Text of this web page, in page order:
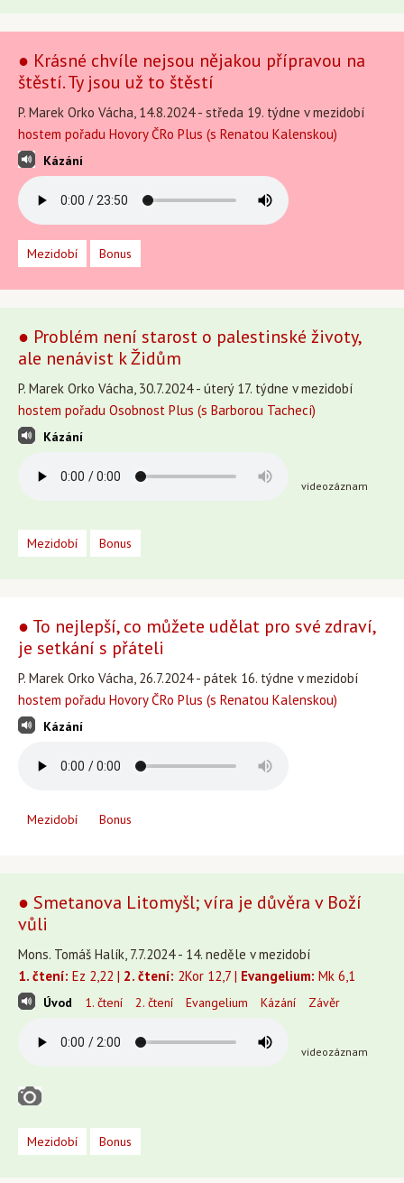
● Krásné chvíle nejsou nějakou přípravou na
štěstí. Ty jsou už to štěstí
P. Marek Orko Vácha, 14.8.2024 - středa 19. týdne v mezidobí
hostem pořadu Hovory ČRo Plus (s Renatou Kalenskou)
Kázání
Mezidobí Bonus
● Problém není starost o palestinské životy,
ale nenávist k Židům
P. Marek Orko Vácha, 30.7.2024 - úterý 17. týdne v mezidobí
hostem pořadu Osobnost Plus (s Barborou Tachecí)
Kázání
videozáznam
Mezidobí Bonus
● To nejlepší, co můžete udělat pro své zdraví,
je setkání s přáteli
P. Marek Orko Vácha, 26.7.2024 - pátek 16. týdne v mezidobí
hostem pořadu Hovory ČRo Plus (s Renatou Kalenskou)
Kázání
Mezidobí Bonus
● Smetanova Litomyšl; víra je důvěra v Boží
vůli
Mons. Tomáš Halík, 7.7.2024 - 14. neděle v mezidobí
1. čtení: Ez 2,22 | 2. čtení: 2Kor 12,7 | Evangelium: Mk 6,1
Úvod 1. čtení 2. čtení Evangelium Kázání Závěr
videozáznam
Mezidobí Bonus